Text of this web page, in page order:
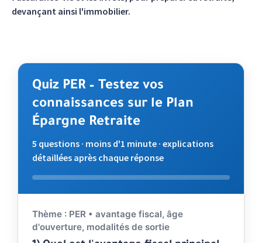
devançant ainsi l'immobilier.
Quiz PER – Testez vos
connaissances sur le Plan
Épargne Retraite
5 questions · moins d'1 minute · explications
détaillées après chaque réponse
Répondez aux questions. Validez votre choix pour
Thème : PER • avantage fiscal, âge
d'ouverture, modalités de sortie